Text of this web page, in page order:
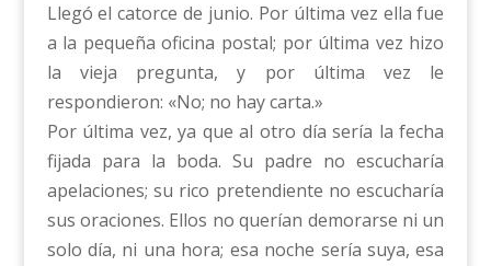
Llegó el catorce de junio. Por última vez ella fue
a la pequeña oficina postal; por última vez hizo
la vieja pregunta, y por última vez le
respondieron: «No; no hay carta.»
Por última vez, ya que al otro día sería la fecha
fijada para la boda. Su padre no escucharía
apelaciones; su rico pretendiente no escucharía
sus oraciones. Ellos no querían demorarse ni un
solo día, ni una hora; esa noche sería suya, esa